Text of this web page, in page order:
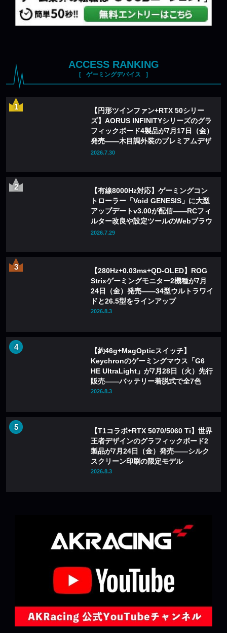
ACCESS RANKING
ゲーミングデバイス
【円形ツインファン+RTX 50シリー
ズ】AORUS INFINITYシリーズのグラ
フィックボード4製品が7月17日（金）
発売——木目調外装のプレミアムデザ
インを採用
2026.7.30
【有線8000Hz対応】ゲーミングコン
トローラー「Void GENESIS」に大型
アップデートv3.00が配信——RCフィ
ルター改良や設定ツールのWebブラウ
ザ化も
2026.7.29
【280Hz+0.03ms+QD-OLED】ROG
Strixゲーミングモニター2機種が7月
24日（金）発売——34型ウルトラワイ
ドと26.5型をラインアップ
2026.8.3
【約46g+MagOpticスイッチ】
Keychronのゲーミングマウス「G6
HE UltraLight」が7月28日（火）先行
販売——バッテリー着脱式で全7色
2026.8.3
【T1コラボ+RTX 5070/5060 Ti】世界
王者デザインのグラフィックボード2
製品が7月24日（金）発売——シルク
スクリーン印刷の限定モデル
2026.8.3